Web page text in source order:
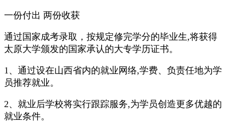
一份付出 两份收获
通过国家成考录取，按规定修完学分的毕业生,将获得
太原大学颁发的国家承认的大专学历证书。
1、通过设在山西省内的就业网络,学费、负责任地为学
员推荐就业。
2、就业后学校将实行跟踪服务,为学员创造更多优越的
就业条件。